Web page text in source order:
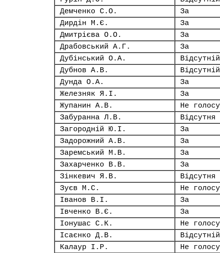
Демченко С.О.
За
Дирдін М.Є.
За
Дмитрієва О.О.
За
Драбовський А.Г.
За
Дубінський О.А.
Відсутній
Дубнов А.В.
Відсутній
Дунда О.А.
За
Железняк Я.І.
За
Жупанин А.В.
Не
Забуранна Л.В.
Відсутня
Загородній Ю.І.
За
Задорожний А.В.
За
Заремський М.В.
За
Захарченко В.В.
За
Зінкевич Я.В.
Відсутня
Зуєв М.С.
Не
Іванов В.І.
За
Івченко В.Є.
За
Іонушас С.К.
Не
Ісаєнко Д.В.
Відсутній
Калаур І.Р.
Не